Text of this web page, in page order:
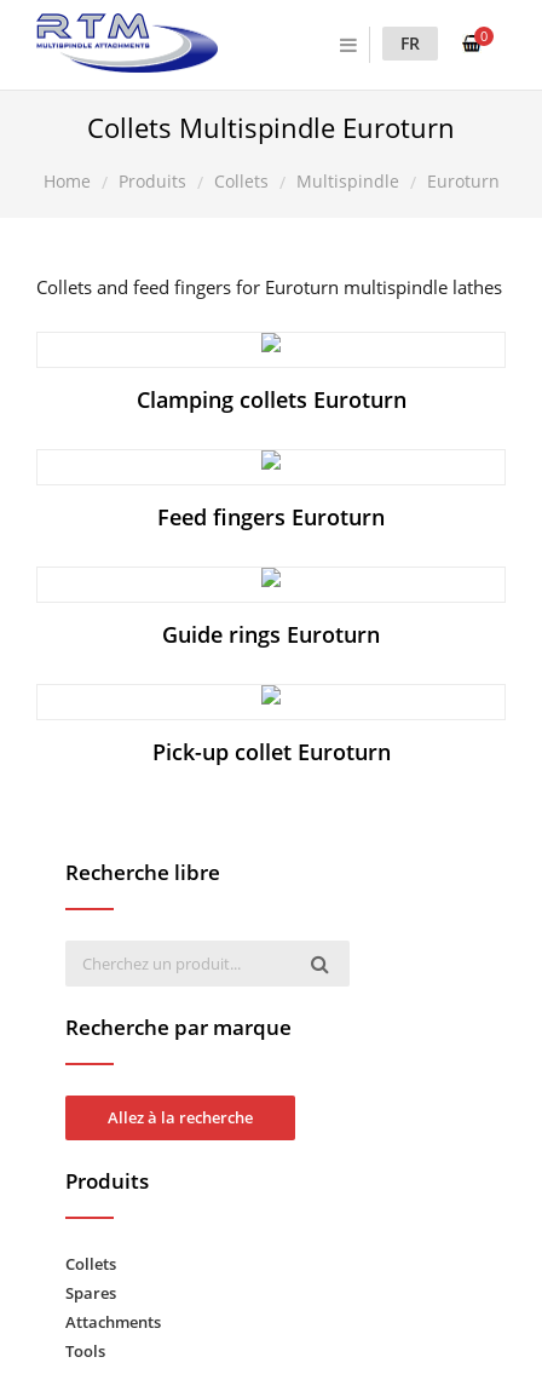
0
FR
Collets Multispindle Euroturn
Home Produits Collets Multispindle Euroturn
Collets and feed fingers for Euroturn multispindle lathes
Clamping collets Euroturn
Feed fingers Euroturn
Guide rings Euroturn
Pick-up collet Euroturn
Recherche libre
Recherche par marque
Allez à la recherche
Produits
Collets
Spares
Attachments
Tools